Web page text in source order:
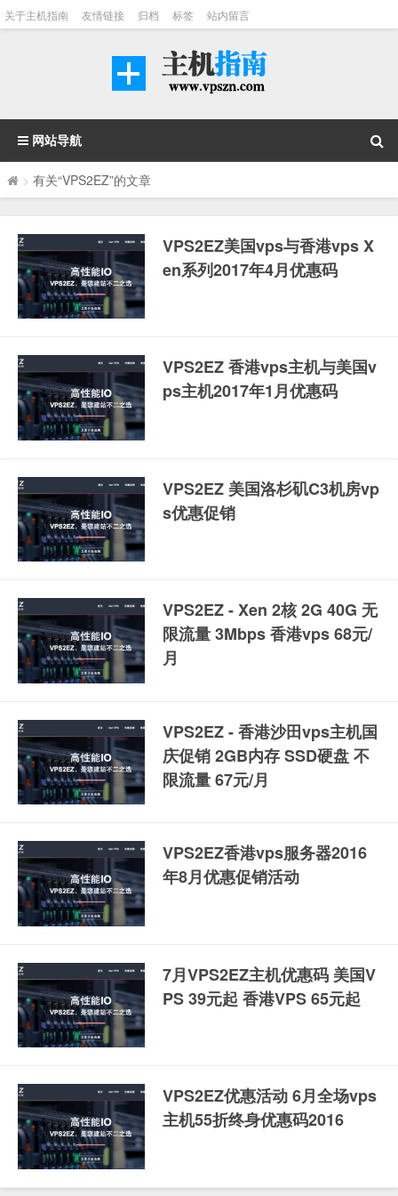
关于主机指南 友情链接 归档 标签 站内留言
网站导航
> 有关“VPS2EZ”的文章
VPS2EZ美国vps与香港vps X
en系列2017年4月优惠码
VPS2EZ 香港vps主机与美国v
ps主机2017年1月优惠码
VPS2EZ 美国洛杉矶C3机房vp
s优惠促销
VPS2EZ - Xen 2核 2G 40G 无
限流量 3Mbps 香港vps 68元/
月
VPS2EZ - 香港沙田vps主机国
庆促销 2GB内存 SSD硬盘 不
限流量 67元/月
VPS2EZ香港vps服务器2016
年8月优惠促销活动
7月VPS2EZ主机优惠码 美国V
PS 39元起 香港VPS 65元起
VPS2EZ优惠活动 6月全场vps
主机55折终身优惠码2016